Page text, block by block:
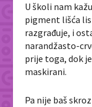
U školi nam
pigment lišća
razgrađuje, i
narandžasto-
prije toga, dok
maskirani.
Pa nije baš